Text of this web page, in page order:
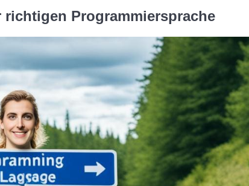
Programmiersprache